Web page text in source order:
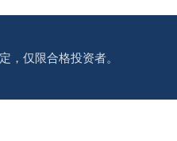
，仅限合格投资者。